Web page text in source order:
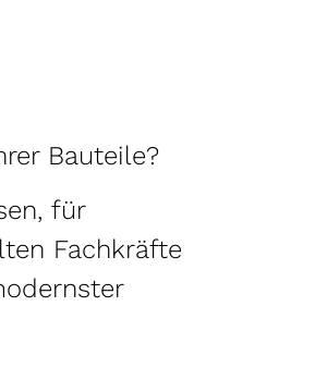
Bauteile?
für
Fachkräfte